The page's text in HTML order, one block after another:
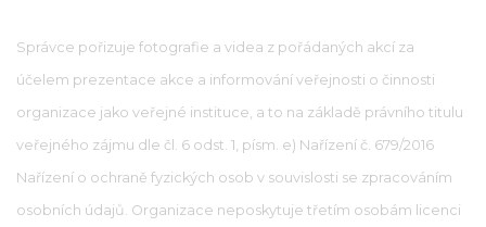
Správce pořizuje fotografie a videa z pořádaných akcí za
účelem prezentace akce a informování veřejnosti o činnosti
organizace jako veřejné instituce, a to na základě právního titulu
veřejného zájmu dle čl. 6 odst. 1, písm. e) Nařízení č. 679/2016
Nařízení o ochraně fyzických osob v souvislosti se zpracováním
osobních údajů. Organizace neposkytuje třetím osobám licenci